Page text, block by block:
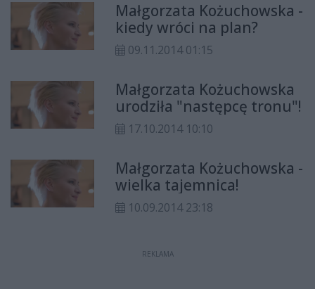
Małgorzata Kożuchowska -
kiedy wróci na plan?
09.11.2014 01:15
Małgorzata Kożuchowska
urodziła "następcę tronu"!
17.10.2014 10:10
Małgorzata Kożuchowska -
wielka tajemnica!
10.09.2014 23:18
REKLAMA